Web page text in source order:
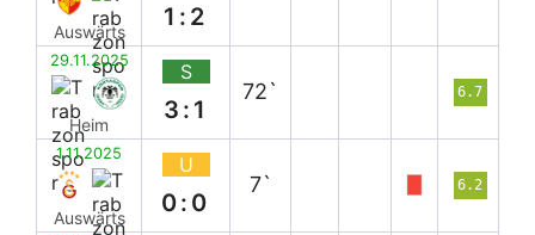
Auswärts
1:2
29.11.2025
Heim
S
3:1
72` 6.7
1.11.2025
Auswärts
U
0:0
7` 6.2